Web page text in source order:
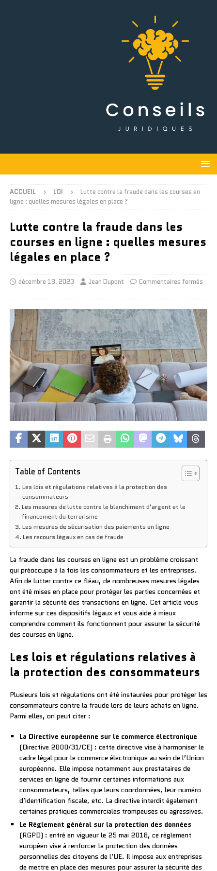
ACCUEIL LOI
Lutte contre la fraude dans les courses en
ligne : quelles mesures légales en place ?
Lutte contre la fraude dans les
courses en ligne : quelles mesures
légales en place ?
décembre 18, 2023 Jean Dupont Commentaires fermés
Table of Contents
Les lois et régulations relatives à la protection des
consommateurs
Les mesures de lutte contre le blanchiment d’argent et le
financement du terrorisme
Les mesures de sécurisation des paiements en ligne
Les recours légaux en cas de fraude
La fraude dans les courses en ligne est un problème croissant
qui préoccupe à la fois les consommateurs et les entreprises.
Afin de lutter contre ce fléau, de nombreuses mesures légales
ont été mises en place pour protéger les parties concernées et
garantir la sécurité des transactions en ligne. Cet article vous
informe sur ces dispositifs légaux et vous aide à mieux
comprendre comment ils fonctionnent pour assurer la sécurité
des courses en ligne.
Les lois et régulations relatives à
la protection des consommateurs
Plusieurs lois et régulations ont été instaurées pour protéger les
consommateurs contre la fraude lors de leurs achats en ligne.
Parmi elles, on peut citer :
La Directive européenne sur le commerce électronique
(Directive 2000/31/CE) : cette directive vise à harmoniser le
cadre légal pour le commerce électronique au sein de l’Union
européenne. Elle impose notamment aux prestataires de
services en ligne de fournir certaines informations aux
consommateurs, telles que leurs coordonnées, leur numéro
d’identification fiscale, etc. La directive interdit également
certaines pratiques commerciales trompeuses ou agressives.
Le Règlement général sur la protection des données
(RGPD) : entré en vigueur le 25 mai 2018, ce règlement
européen vise à renforcer la protection des données
personnelles des citoyens de l’UE. Il impose aux entreprises
de mettre en place des mesures pour assurer la sécurité des